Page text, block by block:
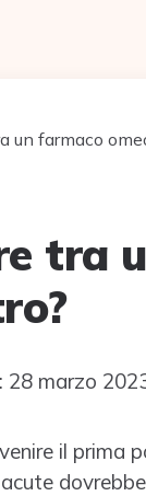
un farmaco
tra
28 marzo
il prima